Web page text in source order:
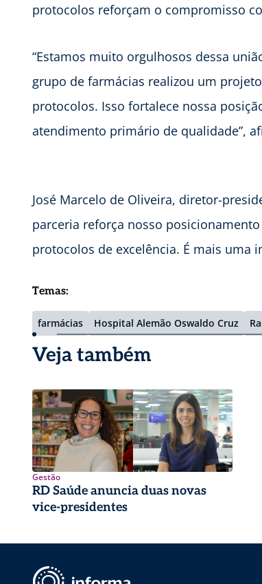
protocolos reforçam o compromisso
“Estamos muito orgulhosos dessa
grupo de farmácias realizou um
protocolos. Isso fortalece nossa
atendimento primário de qualidade”,
José Marcelo de Oliveira, diretor-
parceria reforça nosso
protocolos de excelência. É mais uma
Temas:
farmácias Hospital Alemão Oswaldo Cruz
Veja também
Gestão
RD Saúde anuncia duas novas
vice-presidentes